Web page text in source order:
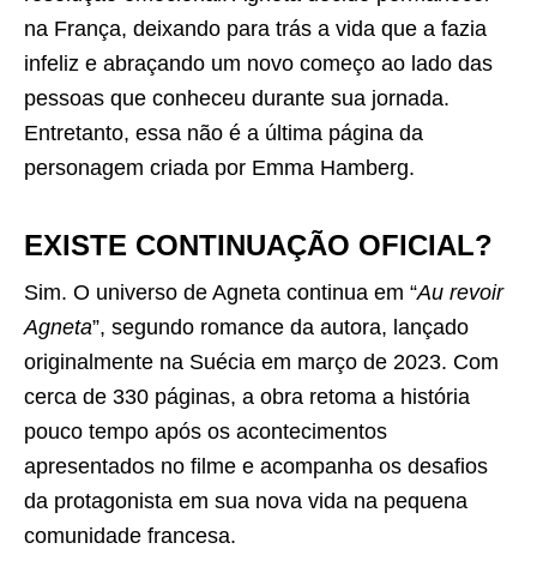
na França, deixando para trás a vida que a fazia
infeliz e abraçando um novo começo ao lado das
pessoas que conheceu durante sua jornada.
Entretanto, essa não é a última página da
personagem criada por Emma Hamberg.
EXISTE CONTINUAÇÃO OFICIAL?
Sim. O universo de Agneta continua em “Au revoir
Agneta”, segundo romance da autora, lançado
originalmente na Suécia em março de 2023. Com
cerca de 330 páginas, a obra retoma a história
pouco tempo após os acontecimentos
apresentados no filme e acompanha os desafios
da protagonista em sua nova vida na pequena
comunidade francesa.